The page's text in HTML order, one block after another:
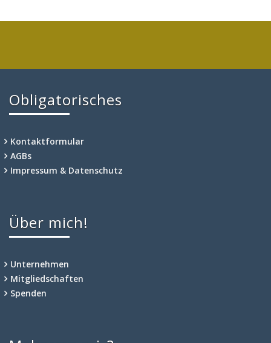
Obligatorisches
Kontaktformular
AGBs
Impressum & Datenschutz
Über mich!
Unternehmen
Mitgliedschaften
Spenden